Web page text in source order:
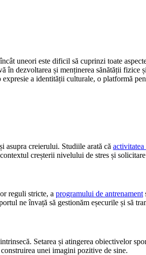
uneori este dificil să cuprinzi toate
în dezvoltarea și menținerea sănătății
a identității culturale, o platformă
asupra creierului. Studiile arată că
creșterii nivelului de stres și
reguli stricte, a programului de antrenament
ne învață să gestionăm eșecurile și să
Setarea și atingerea obiectivelor
unei imagini pozitive de sine.